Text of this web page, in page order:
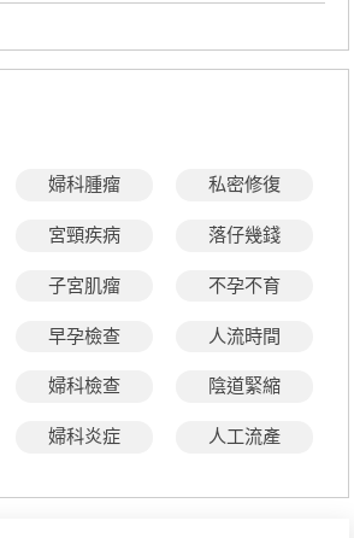
婦科腫瘤 私密修復
宮頸疾病 落仔幾錢
子宮肌瘤 不孕不育
早孕檢查 人流時間
婦科檢查 陰道緊縮
婦科炎症 人工流產